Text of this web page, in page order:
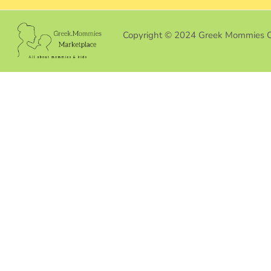
Copyright © 2024 Greek Mommies